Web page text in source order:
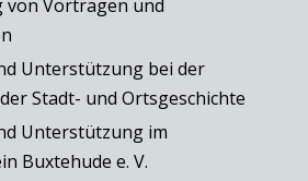
von Vorträgen und
Unterstützung bei der
Stadt- und Ortsgeschichte
Unterstützung im
Buxtehude e. V.